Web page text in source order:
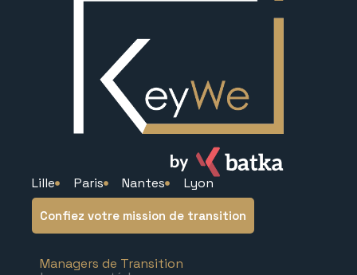
Lille Paris Nantes Lyon
Confiez votre mission de transition
Managers de Transition